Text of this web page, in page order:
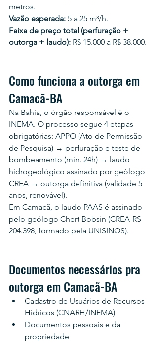
metros.
Vazão esperada: 5 a 25 m³/h.
Faixa de preço total (perfuração +
outorga + laudo): R$ 15.000 a R$ 38.000.
Como funciona a outorga em
Camacã-BA
Na Bahia, o órgão responsável é o
INEMA. O processo segue 4 etapas
obrigatórias: APPO (Ato de Permissão
de Pesquisa) → perfuração e teste de
bombeamento (mín. 24h) → laudo
hidrogeológico assinado por geólogo
CREA → outorga definitiva (validade 5
anos, renovável).
Em Camacã, o laudo PAAS é assinado
pelo geólogo Chert Bobsin (CREA-RS
204.398, formado pela UNISINOS).
Documentos necessários pra
outorga em Camacã-BA
Cadastro de Usuários de Recursos
Hídricos (CNARH/INEMA)
Documentos pessoais e da
propriedade